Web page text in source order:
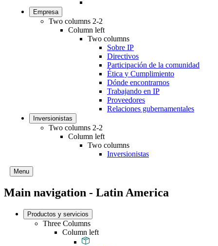
Empresa
Two columns 2-2
Column left
Two columns
Sobre IP
Directivos
Participación de la comunidad
Ética y Cumplimiento
Dónde encontrarnos
Trabajando en IP
Proveedores
Relaciones gubernamentales
Inversionistas
Two columns 2-2
Column left
Two columns
Inversionistas
Menu
Main navigation - Latin America
Productos y servicios
Three Columns
Column left